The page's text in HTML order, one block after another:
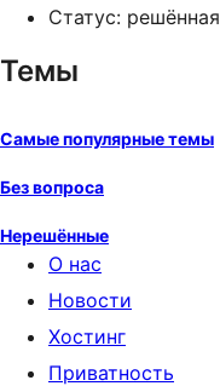
Статус: решённая
Темы
Самые популярные темы
Без вопроса
Нерешённые
О нас
Новости
Хостинг
Приватность